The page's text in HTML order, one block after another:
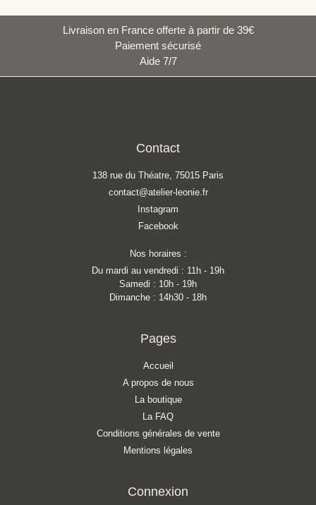
Livraison en France offerte à partir de 39€
Paiement sécurisé
Aide 7/7
Contact
138 rue du Théatre, 75015 Paris
contact@atelier-leonie.fr
Instagram
Facebook
Nos horaires :
Du mardi au vendredi : 11h - 19h
Samedi : 10h - 19h
Dimanche : 14h30 - 18h
Pages
Accueil
A propos de nous
La boutique
La FAQ
Conditions générales de vente
Mentions légales
Connexion